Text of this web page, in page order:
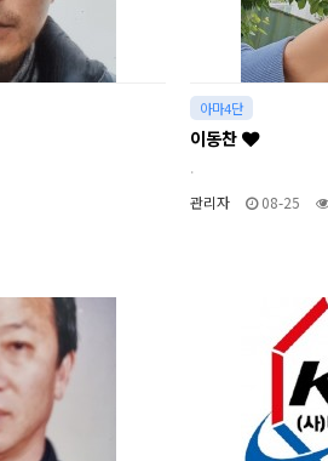
아마4단
이동찬
.
관리자
08-25